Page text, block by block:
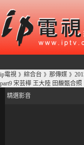
ip電視 》 綜合台 》 那傳媒 》
part9 宋芸樺 王大陸 田馥甄合照
精選影音